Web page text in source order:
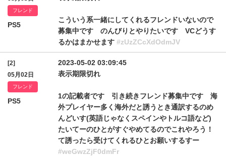
フレンド
PS5
こういう系一緒にしてくれるフレンドいないので
募集中です のんびりとやりたいです VCどうす
るかはまかせます #zUzZCcXdOdmJV
[2]
05月02日
フレンド
PS5
2023-05-02 03:09:45
表示期限切れ
1の記載者です 引き続きフレンド募集中です 海
外プレイヤー多く海外だと誘うとき通訳するのめ
んどいす(英語じゃなくスペインやトルコ語など)
たいてーのひとがすぐやめてるのでこれやろう！
て誘ったら受けてくれるひとお願いするすー
#weGwzZjF0dmFr